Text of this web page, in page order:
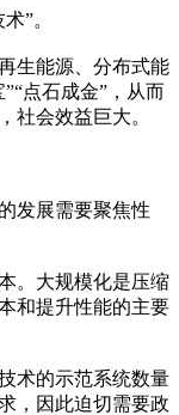
”。
生能源、分布式能
点石成金”，从而
社会效益巨大。
发展需要聚焦性
。大规模化是压缩
和提升性能的主要
术的示范系统数量
，因此迫切需要政